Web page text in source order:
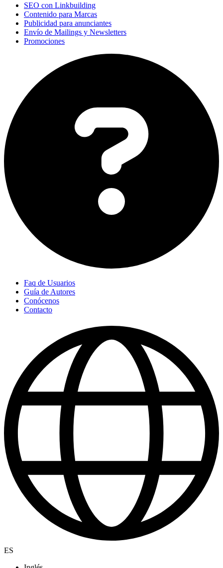
SEO con Linkbuilding
Contenido para Marcas
Publicidad para anunciantes
Envío de Mailings y Newsletters
Promociones
Faq de Usuarios
Guía de Autores
Conócenos
Contacto
ES